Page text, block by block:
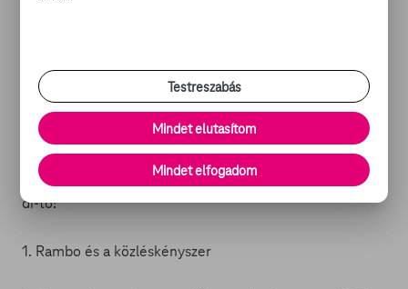
Rosszarcú gonosztevők saját otthonában rontanak rá a
magányos főhősre, aki úgy dönt, élete árán is megvédi a
ház nyugalmát, és válogatott csapdákat állít nekik –
honnan ismerős ez? Igen, Kevin Mccallister valaha egy
vékony, szőke kissrác volt, most egy kigyúrt, botoxolt
nyugdíjas, aki John Rambónak adja ki magát. Ki-áb-rán-
dí-tó!
1. Rambo és a közléskényszer
Testreszabás
Mindet elutasítom
Mindet elfogadom